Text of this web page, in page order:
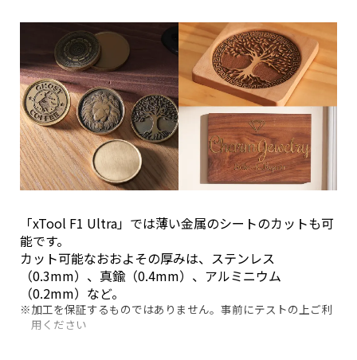
「xTool F1 Ultra」では薄い金属のシートのカットも可
能です。
カット可能なおおよその厚みは、ステンレス
（0.3mm）、真鍮（0.4mm）、アルミニウム
（0.2mm）など。
加工を保証するものではありません。事前にテストの上ご利
用ください